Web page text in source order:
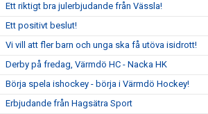
Ett riktigt bra julerbjudande från Vässla!
Ett positivt beslut!
Vi vill att fler barn och unga ska få utöva isidrott!
Derby på fredag, Värmdö HC - Nacka HK
Börja spela ishockey - börja i Värmdö Hockey!
Erbjudande från Hagsätra Sport